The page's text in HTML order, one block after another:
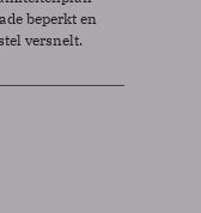
beperkt en
versnelt.